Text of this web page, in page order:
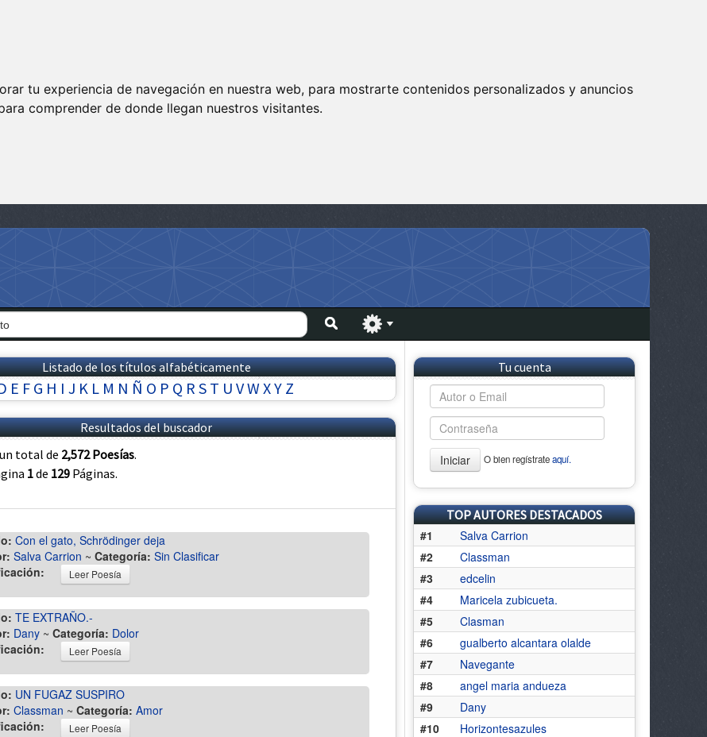
tu experiencia de navegación en nuestra web, para mostrarte contenidos personalizados y anuncios
comprender de donde llegan nuestros visitantes.
Listado de los títulos alfabéticamente
E F G H I J K L M N Ñ O P Q R S T U VWXY Z
Resultados del buscador
total de 2,572 Poesías.
1de 129 Páginas.
Con el gato, Schrödinger deja
Salva Carrion ~ Categoría: Sin Clasificar
Leer Poesía
TE EXTRAÑO.-
Dany ~ Categoría: Dolor
Leer Poesía
UN FUGAZ SUSPIRO
Classman ~ Categoría: Amor
Leer Poesía
Tu cuenta
Iniciar O bien regístrateaquí.
TOP AUTORES DESTACADOS
#1
Salva Carrion
#2
Classman
#3
edcelin
#4
Maricela zubicueta.
#5
Clasman
#6
gualberto alcantara olalde
#7
Navegante
#8
angel maria andueza
#9
Dany
#10
Horizontesazules